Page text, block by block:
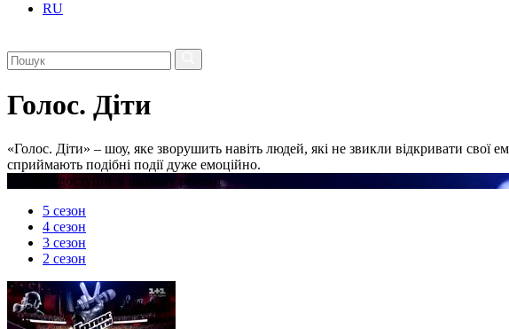
RU
Голос. Діти
«Голос. Діти» – шоу, яке зворушить навіть людей, які не звикли відкривати свої
сприймають подібні події дуже емоційно.
Відео недоступне в вашому регіоні
5 сезон
4 сезон
3 сезон
2 сезон